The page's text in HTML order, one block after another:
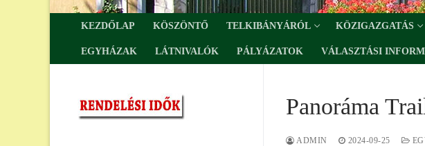
KEZDŐLAP KÖSZÖNTŐ TELKIBÁNYÁRÓL KÖZIGAZGATÁS
EGYHÁZAK LÁTNIVALÓK PÁLYÁZATOK VÁLASZTÁSI
Panoráma
ADMIN 2024-09-25